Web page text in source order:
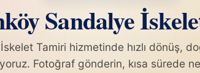
Sandalye
Tamiri hizmetinde hızlı dönüş,
Fotoğraf gönderin, kısa sürede